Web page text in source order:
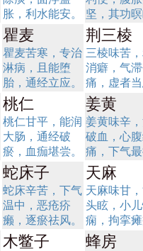
胀，利水能安。
坚，其功
瞿麦
瞿麦苦寒，专治
淋病，且能堕
胎，通经立应。
荆三棱
三棱味苦
消癖，气
痛，虚者
桃仁
桃仁甘平，能润
大肠，通经破
瘀，血痂堪尝。
姜黄
姜黄味辛
破血，心
痛，下气
蛇床子
蛇床辛苦，下气
温中，恶疮疥
癞，逐瘀祛风。
天麻
天麻味甘
头眩，小
痫，拘挛
木鳖子 蜂房